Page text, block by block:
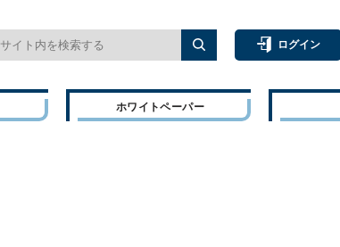
ログイン
ホワイトペーパー